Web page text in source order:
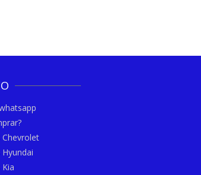
Chevrolet